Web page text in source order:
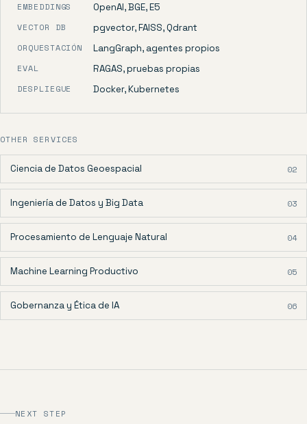
EMBEDDINGS
OpenAI, BGE, E5
VECTOR DB
pgvector, FAISS, Qdrant
ORQUESTACIÓN
LangGraph, agentes propios
EVAL
RAGAS, pruebas propias
DESPLIEGUE
Docker, Kubernetes
OTHER SERVICES
Ciencia de Datos Geoespacial 02
Ingeniería de Datos y Big Data 03
Procesamiento de Lenguaje Natural 04
Machine Learning Productivo 05
Gobernanza y Ética de IA 06
NEXT STEP